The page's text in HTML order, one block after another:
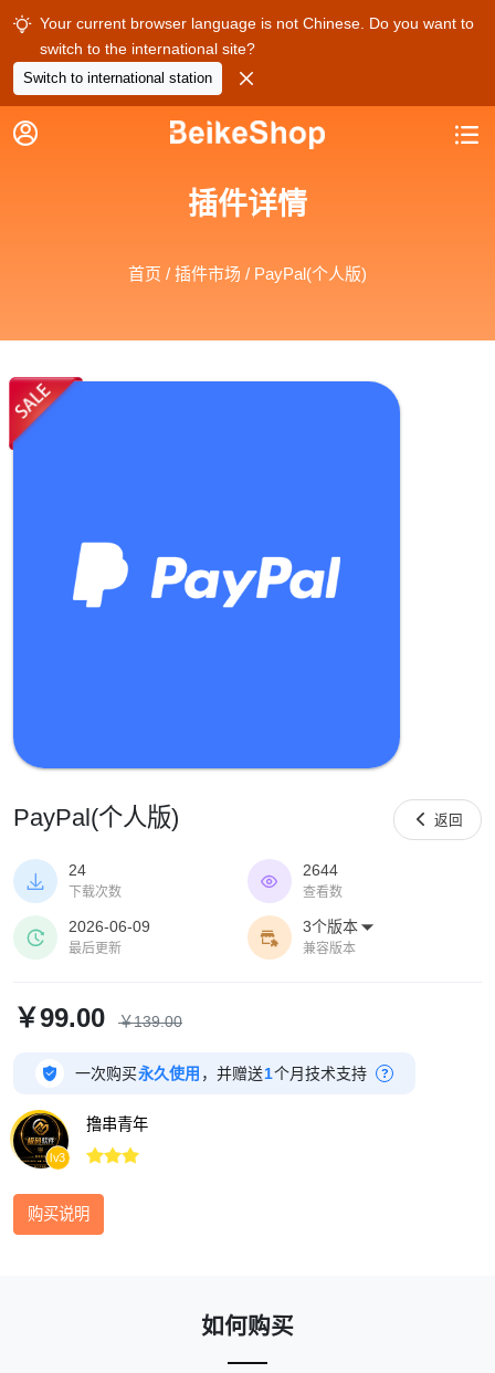
 Your current browser language is not Chinese. Do you want to
switch to the international site?
Switch to international station 
 
插件详情
首页 / 插件市场 / PayPal(个人版)
PayPal(个人版)  返回

24
下载次数

2644
查看数

2026-06-09
最后更新

3个版本 
兼容版本
￥99.00 ￥139.00
 一次购买永久使用 ，并赠送1个月技术支持 ?
lv3
撸串青年

购买说明
如何购买